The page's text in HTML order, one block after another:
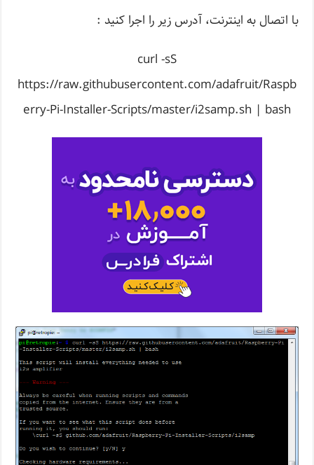
با اتصال به اینترنت، آدرس زیر را اجرا کنید :
curl -sS
https://raw.githubusercontent.com/adafruit/Raspb
erry-Pi-Installer-Scripts/master/i2samp.sh | bash